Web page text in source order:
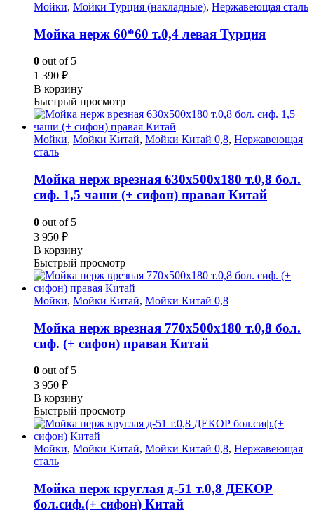
Мойки, Мойки Турция (накладные), Нержавеющая сталь
Мойка нерж 60*60 т.0,4 левая Турция
0 out of 5
1 390 ₽
В корзину
Быстрый просмотр
Мойки, Мойки Китай, Мойки Китай 0,8, Нержавеющая
сталь
Мойка нерж врезная 630х500х180 т.0,8 бол.
сиф. 1,5 чаши (+ сифон) правая Китай
0 out of 5
3 950 ₽
В корзину
Быстрый просмотр
Мойки, Мойки Китай, Мойки Китай 0,8
Мойка нерж врезная 770х500х180 т.0,8 бол.
сиф. (+ сифон) правая Китай
0 out of 5
3 950 ₽
В корзину
Быстрый просмотр
Мойки, Мойки Китай, Мойки Китай 0,8, Нержавеющая
сталь
Мойка нерж круглая д-51 т.0,8 ДЕКОР
бол.сиф.(+ сифон) Китай